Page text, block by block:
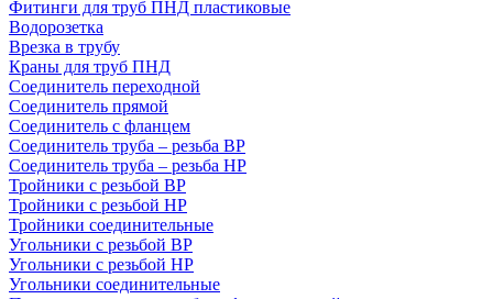
Фитинги для труб ПНД пластиковые
Водорозетка
Врезка в трубу
Краны для труб ПНД
Соединитель переходной
Соединитель прямой
Соединитель с фланцем
Соединитель труба – резьба ВР
Соединитель труба – резьба НР
Тройники с резьбой ВР
Тройники с резьбой НР
Тройники соединительные
Угольники с резьбой ВР
Угольники с резьбой НР
Угольники соединительные